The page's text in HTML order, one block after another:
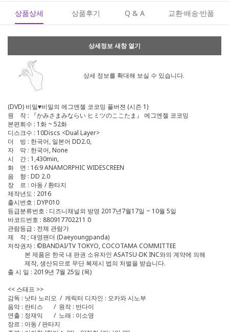
상품상세 상품후기 Q & A 교환·배송·반품
상세정보 새창 열기
상세 정보를 확대해 보실 수 있습니다.
(DVD) 비밀♥비밀의 에그엔젤 코코밍 풀버젼 (시즌 1)
원 작 : 『かみさまみならい ヒミツのここたま』 에그엔젤 코코밍
본편회수 : 1화 ~ 52화
디스크수 : 10Discs <Dual Layer>
더 빙 : 한국어, 일본어 DD2.0,
자 막 : 한국어, None
시 간 : 1,430min,
화 면 : 16:9 ANAMORPHIC WIDESCREEN
음 향 : DD 2.0
장 르 : 아동 / 환타지
제작년도 : 2016
출시번호 : DYP010
등급분류번호 : 디즈니채널외 방영 2017년7월17일 ~ 10월 5일
바코드번호 : 880917702211 0
관람등급 : 전체 관람가
제 작 ; 대영팬더 (Daeyoungpanda)
저작권자 : ©BANDAI/TV TOKYO, COCOTAMA COMMITTEE
본 제품은 한국 내 판권 소유자인 ASATSU-DK INC와의 계약에 의해
제작, 생산되므로 무단 복제시 법의 처벌을 받습니다.
출 시 일 : 2019년 7월 25일 (목)
<< 스태프 >>
감독 : 낫타 노리오 / 캐릭터 디자인 : 오카와 시노부
음악 : 란티스 / 원작 : 반다이
연출 : 정재익 / 노래 : 이소영
장르 : 아동 / 판타지